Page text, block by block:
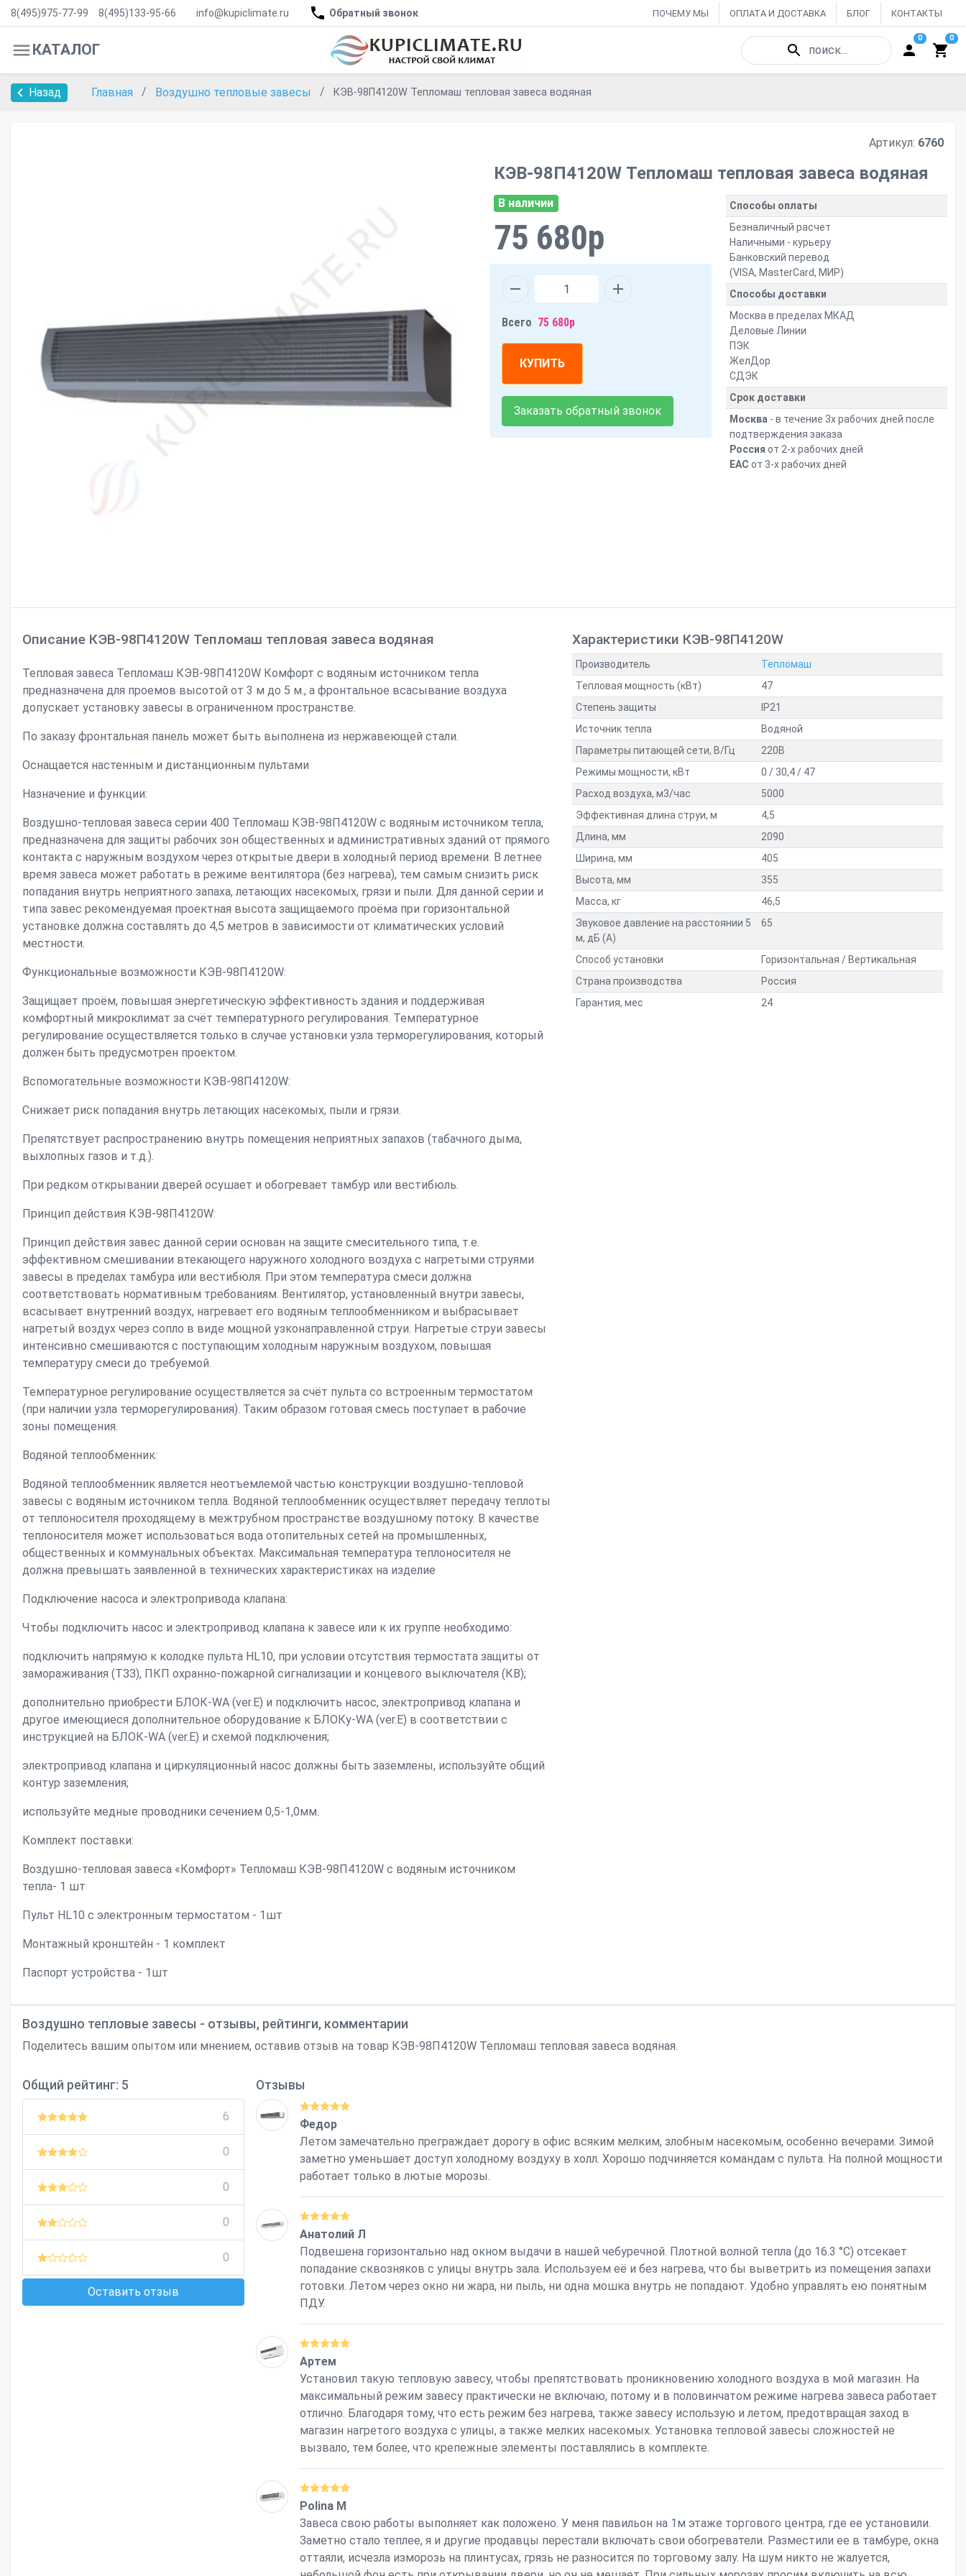
8(495)975-77-99 8(495)133-95-66 info@kupiclimate.ru Обратный звонок ПОЧЕМУ МЫ ОПЛАТА И ДОСТАВКА БЛОГ КОНТАКТЫ
КАТАЛОГ поиск...
0 0
Назад Главная Воздушно тепловые завесы КЭВ-98П4120W Тепломаш тепловая завеса водяная
Артикул: 6760
КЭВ-98П4120W Тепломаш тепловая завеса водяная
В наличии
75 680р
Всего 75 680р
КУПИТЬ
Заказать обратный звонок
Способы оплаты
Безналичный расчет
Наличными - курьеру
Банковский перевод
(VISA, MasterCard, МИР)
Способы доставки
Москва в пределах МКАД
Деловые Линии
ПЭК
ЖелДор
СДЭК
Срок доставки
Москва - в течение 3х рабочих дней после
подтверждения заказа
Россия от 2-х рабочих дней
ЕАС от 3-х рабочих дней
Описание КЭВ-98П4120W Тепломаш тепловая завеса водяная
Тепловая завеса Тепломаш КЭВ-98П4120W Комфорт с водяным источником тепла
предназначена для проемов высотой от 3 м до 5 м., а фронтальное всасывание воздуха
допускает установку завесы в ограниченном пространстве.
По заказу фронтальная панель может быть выполнена из нержавеющей стали.
Оснащается настенным и дистанционным пультами
Назначение и функции:
Воздушно-тепловая завеса серии 400 Тепломаш КЭВ-98П4120W с водяным источником тепла,
предназначена для защиты рабочих зон общественных и административных зданий от прямого
контакта с наружным воздухом через открытые двери в холодный период времени. В летнее
время завеса может работать в режиме вентилятора (без нагрева), тем самым снизить риск
попадания внутрь неприятного запаха, летающих насекомых, грязи и пыли. Для данной серии и
типа завес рекомендуемая проектная высота защищаемого проёма при горизонтальной
установке должна составлять до 4,5 метров в зависимости от климатических условий
местности.
Функциональные возможности КЭВ-98П4120W:
Защищает проём, повышая энергетическую эффективность здания и поддерживая
комфортный микроклимат за счёт температурного регулирования. Температурное
регулирование осуществляется только в случае установки узла терморегулирования, который
должен быть предусмотрен проектом.
Вспомогательные возможности КЭВ-98П4120W:
Снижает риск попадания внутрь летающих насекомых, пыли и грязи.
Препятствует распространению внутрь помещения неприятных запахов (табачного дыма,
выхлопных газов и т.д.).
При редком открывании дверей осушает и обогревает тамбур или вестибюль.
Принцип действия КЭВ-98П4120W:
Принцип действия завес данной серии основан на защите смесительного типа, т.е.
эффективном смешивании втекающего наружного холодного воздуха с нагретыми струями
завесы в пределах тамбура или вестибюля. При этом температура смеси должна
соответствовать нормативным требованиям. Вентилятор, установленный внутри завесы,
всасывает внутренний воздух, нагревает его водяным теплообменником и выбрасывает
нагретый воздух через сопло в виде мощной узконаправленной струи. Нагретые струи завесы
интенсивно смешиваются с поступающим холодным наружным воздухом, повышая
температуру смеси до требуемой.
Температурное регулирование осуществляется за счёт пульта со встроенным термостатом
(при наличии узла терморегулирования). Таким образом готовая смесь поступает в рабочие
зоны помещения.
Водяной теплообменник:
Водяной теплообменник является неотъемлемой частью конструкции воздушно-тепловой
завесы с водяным источником тепла. Водяной теплообменник осуществляет передачу теплоты
от теплоносителя проходящему в межтрубном пространстве воздушному потоку. В качестве
теплоносителя может использоваться вода отопительных сетей на промышленных,
общественных и коммунальных объектах. Максимальная температура теплоносителя не
должна превышать заявленной в технических характеристиках на изделие
Подключение насоса и электропривода клапана:
Чтобы подключить насос и электропривод клапана к завесе или к их группе необходимо:
подключить напрямую к колодке пульта HL10, при условии отсутствия термостата защиты от
замораживания (ТЗЗ), ПКП охранно-пожарной сигнализации и концевого выключателя (КВ);
дополнительно приобрести БЛОК-WA (ver.E) и подключить насос, электропривод клапана и
другое имеющиеся дополнительное оборудование к БЛОКу-WA (ver.E) в соответствии с
инструкцией на БЛОК-WA (ver.E) и схемой подключения;
электропривод клапана и циркуляционный насос должны быть заземлены, используйте общий
контур заземления;
используйте медные проводники сечением 0,5-1,0мм.
Комплект поставки:
Воздушно-тепловая завеса «Комфорт» Тепломаш КЭВ-98П4120W с водяным источником
тепла- 1 шт
Пульт HL10 с электронным термостатом - 1шт
Монтажный кронштейн - 1 комплект
Паспорт устройства - 1шт
Характеристики КЭВ-98П4120W
Производитель
Тепломаш
Тепловая мощность (кВт)
47
Степень защиты
IP21
Источник тепла
Водяной
Параметры питающей сети, В/Гц
220В
Режимы мощности, кВт
0 / 30,4 / 47
Расход воздуха, м3/час
5000
Эффективная длина струи, м
4,5
Длина, мм
2090
Ширина, мм
405
Высота, мм
355
Масса, кг
46,5
Звуковое давление на расстоянии 5
м, дБ (A)
65
Способ установки
Горизонтальная / Вертикальная
Страна производства
Россия
Гарантия, мес
24
Воздушно тепловые завесы - отзывы, рейтинги, комментарии
Поделитесь вашим опытом или мнением, оставив отзыв на товар КЭВ-98П4120W Тепломаш тепловая завеса водяная.
Общий рейтинг: 5
6
0
0
0
0
Оставить отзыв
Отзывы
Федор
Летом замечательно преграждает дорогу в офис всяким мелким, злобным насекомым, особенно вечерами. Зимой
заметно уменьшает доступ холодному воздуху в холл. Хорошо подчиняется командам с пульта. На полной мощности
работает только в лютые морозы.
Анатолий Л
Подвешена горизонтально над окном выдачи в нашей чебуречной. Плотной волной тепла (до 16.3 °С) отсекает
попадание сквозняков с улицы внутрь зала. Используем её и без нагрева, что бы выветрить из помещения запахи
готовки. Летом через окно ни жара, ни пыль, ни одна мошка внутрь не попадают. Удобно управлять ею понятным
ПДУ.
Артем
Установил такую тепловую завесу, чтобы препятствовать проникновению холодного воздуха в мой магазин. На
максимальный режим завесу практически не включаю, потому и в половинчатом режиме нагрева завеса работает
отлично. Благодаря тому, что есть режим без нагрева, также завесу использую и летом, предотвращая заход в
магазин нагретого воздуха с улицы, а также мелких насекомых. Установка тепловой завесы сложностей не
вызвало, тем более, что крепежные элементы поставлялись в комплекте.
Polina M
Завеса свою работы выполняет как положено. У меня павильон на 1м этаже торгового центра, где ее установили.
Заметно стало теплее, я и другие продавцы перестали включать свои обогреватели. Разместили ее в тамбуре, окна
оттаяли, исчезла изморозь на плинтусах, грязь не разносится по торговому залу. На шум никто не жалуется,